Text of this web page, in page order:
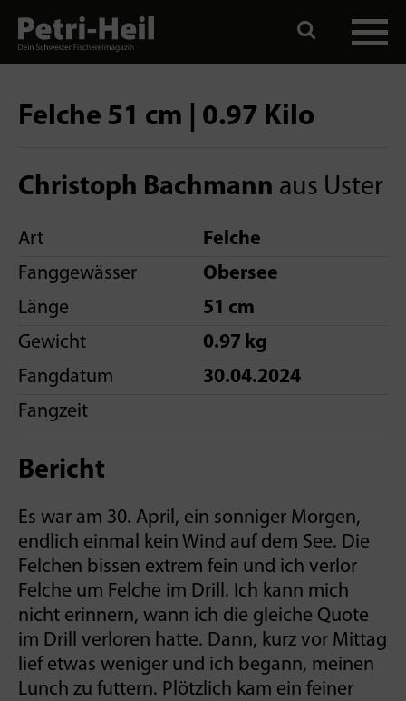
Felche 51 cm | 0.97 Kilo
Christoph Bachmann aus Uster
Art
Felche
Fanggewässer
Obersee
Länge
51 cm
Gewicht
0.97 kg
Fangdatum
30.04.2024
Fangzeit
Bericht
Es war am 30. April, ein sonniger Morgen,
endlich einmal kein Wind auf dem See. Die
Felchen bissen extrem fein und ich verlor
Felche um Felche im Drill. Ich kann mich
nicht erinnern, wann ich die gleiche Quote
im Drill verloren hatte. Dann, kurz vor Mittag
lief etwas weniger und ich begann, meinen
Lunch zu futtern. Plötzlich kam ein feiner